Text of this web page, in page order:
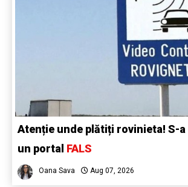
Atenție unde plătiți rovinieta! S-
un portal FALS
Oana Sava Aug 07, 2026